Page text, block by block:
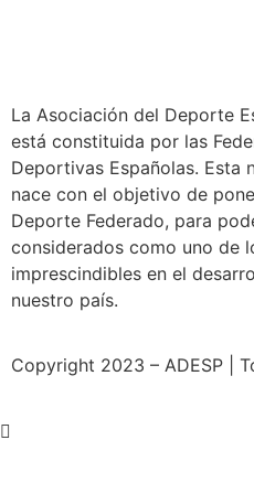
La Asociación del Deporte
está constituida por las
Deportivas Españolas. Esta
nace con el objetivo de
Deporte Federado, para
considerados como uno de
imprescindibles en el
nuestro país.
Copyright 2023 – ADESP |